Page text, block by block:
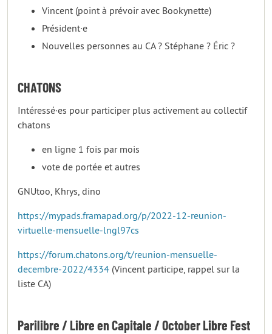
Vincent (point à prévoir avec Bookynette)
Président·e
Nouvelles personnes au CA ? Stéphane ? Éric ?
CHATONS
Intéressé·es pour participer plus activement au collectif
chatons
en ligne 1 fois par mois
vote de portée et autres
GNUtoo, Khrys, dino
https://mypads.framapad.org/p/2022-12-reunion-
virtuelle-mensuelle-lngl97cs
https://forum.chatons.org/t/reunion-mensuelle-
decembre-2022/4334 (Vincent participe, rappel sur la
liste CA)
Parilibre / Libre en Capitale / October Libre Fest